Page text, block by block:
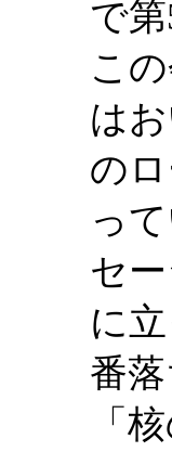
で
こ
は
の
っ
セ
に
番
「